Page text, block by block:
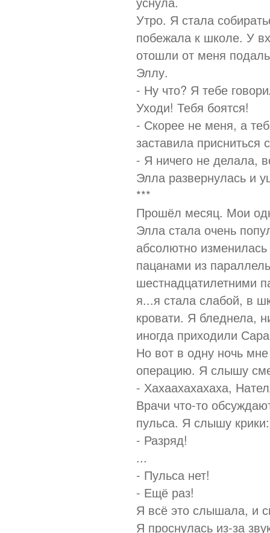
Утро. Я стала
побежала к школе. У
отошли от меня
Эллу.
- Ну что? Я тебе
Уходи! Тебя боятся!
- Скорее не меня, а
заставила присниться
- Я ничего не делала,
Элла развернулась и
***
Прошёл месяц. Мои
Элла стала очень
абсолютно
пацанами из
шестнадцатилетними
я...я стала слабой, в
кровати. Я бледнела,
иногда приходили
Но вот в одну ночь
операцию. Я слышу
- Хахаахахахаха,
Врачи что-то
пульса. Я слышу крики:
- Разряд!
...
- Пульса нет!
- Ещё раз!
Я всё это слышала, и
Я проснулась из-за